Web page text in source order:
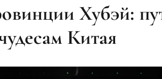
Хубэй:
Китая